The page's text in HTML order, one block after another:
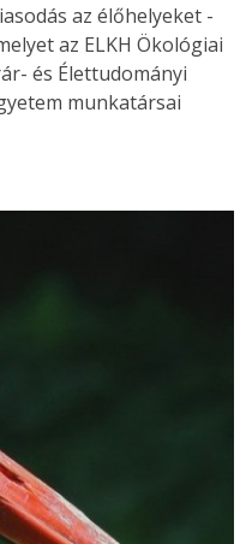
az élőhelyeket -
az ELKH Ökológiai
és Élettudományi
munkatársai